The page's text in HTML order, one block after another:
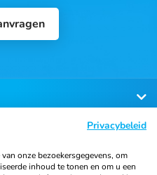
Privacybeleid
onze bezoekersgegevens, om
inhoud te tonen en om u een